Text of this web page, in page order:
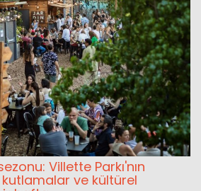
Villette Parkı'nın
ve kültürel